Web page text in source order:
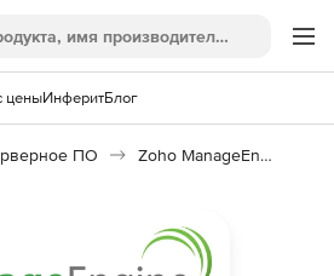
ценыИнферитБлог
ПО Zoho ManageEngine ADAudit Plus